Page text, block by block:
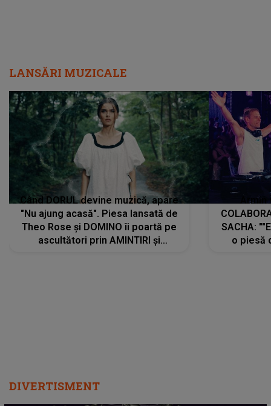
LANSĂRI MUZICALE
Când DORUL devine muzică, apare
"Nu ajung acasă". Piesa lansată de
Theo Rose și DOMINO îi poartă pe
ascultători prin AMINTIRI și
SACHA:
o piesă
DIVERTISMENT